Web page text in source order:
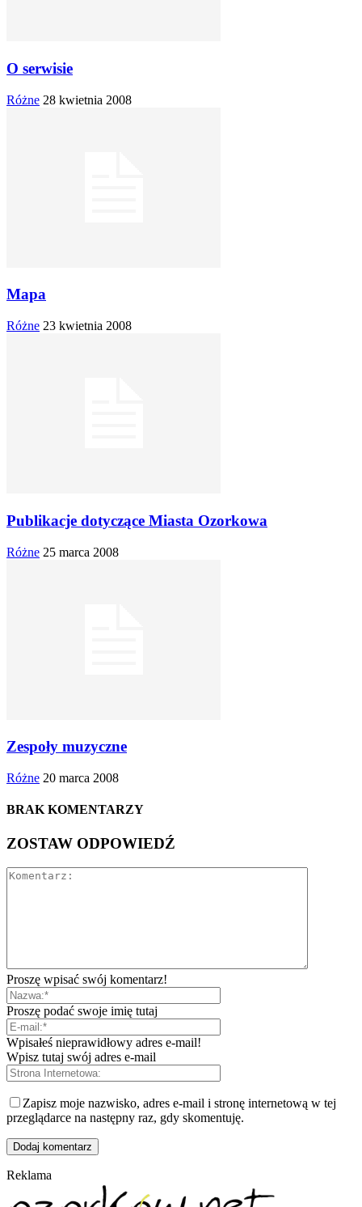
O serwisie
Różne 28 kwietnia 2008
Mapa
Różne 23 kwietnia 2008
Publikacje dotyczące Miasta Ozorkowa
Różne 25 marca 2008
Zespoły muzyczne
Różne 20 marca 2008
BRAK KOMENTARZY
ZOSTAW ODPOWIEDŹ
Proszę wpisać swój komentarz!
Proszę podać swoje imię tutaj
Wpisałeś nieprawidłowy adres e-mail!
Wpisz tutaj swój adres e-mail
Zapisz moje nazwisko, adres e-mail i stronę internetową w tej
przeglądarce na następny raz, gdy skomentuję.
Reklama